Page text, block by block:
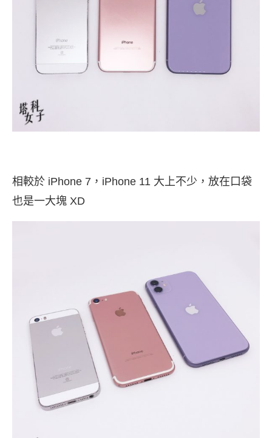
相較於 iPhone 7，iPhone 11 大上不少，放在口袋
也是一大塊 XD